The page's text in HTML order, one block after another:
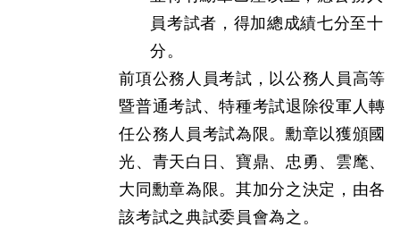
員考試者，得加總成績七分至十
分。
前項公務人員考試，以公務人員高等
暨普通考試、特種考試退除役軍人轉
任公務人員考試為限。勳章以獲頒國
光、青天白日、寶鼎、忠勇、雲麾、
大同勳章為限。其加分之決定，由各
該考試之典試委員會為之。